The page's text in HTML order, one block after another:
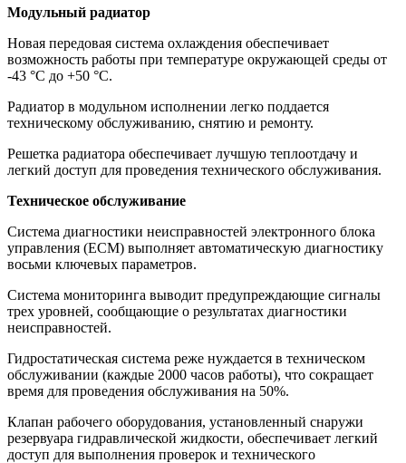
Модульный радиатор
Новая передовая система охлаждения обеспечивает
возможность работы при температуре окружающей среды от
-43 °C до +50 °C.
Радиатор в модульном исполнении легко поддается
техническому обслуживанию, снятию и ремонту.
Решетка радиатора обеспечивает лучшую теплоотдачу и
легкий доступ для проведения технического обслуживания.
Техническое обслуживание
Система диагностики неисправностей электронного блока
управления (ECM) выполняет автоматическую диагностику
восьми ключевых параметров.
Система мониторинга выводит предупреждающие сигналы
трех уровней, сообщающие о результатах диагностики
неисправностей.
Гидростатическая система реже нуждается в техническом
обслуживании (каждые 2000 часов работы), что сокращает
время для проведения обслуживания на 50%.
Клапан рабочего оборудования, установленный снаружи
резервуара гидравлической жидкости, обеспечивает легкий
доступ для выполнения проверок и технического